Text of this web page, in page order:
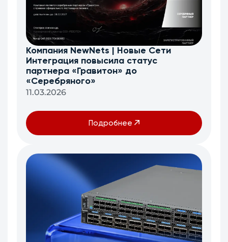
Компания NewNets | Новые Сети
Интеграция повысила статус
партнера «Гравитон» до
«Серебряного»
11.03.2026
Подробнее